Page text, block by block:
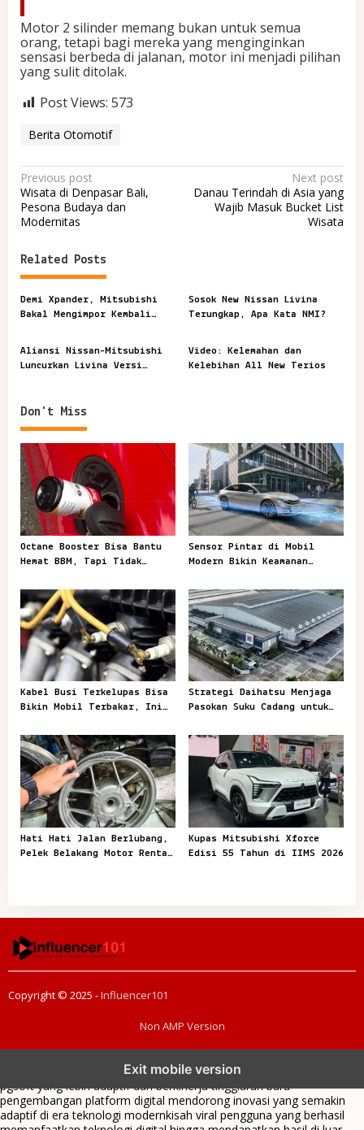
Motor 2 silinder memang bukan untuk semua
orang, tetapi bagi mereka yang menginginkan
sensasi berbeda di jalanan, motor ini menjadi pilihan
yang sulit ditolak.
Post Views: 573
Berita Otomotif
P
o
s
t
n
a
v
g
t
i
o
n
Previous post
Wisata di Denpasar Bali,
Pesona Budaya dan
Modernitas
Next post
Danau Terindah di Asia yang
Wajib Masuk Bucket List
Wisata
Related Posts
Demi Xpander, Mitsubishi
Bakal Mengimpor Kembali
Sosok New Nissan Livina
Terungkap, Apa Kata NMI?
Aliansi Nissan-Mitsubishi
Luncurkan Livina Versi
Video: Kelemahan dan
Kelebihan All New Terios
Don't Miss
Octane Booster Bisa Bantu
Hemat BBM, Tapi Tidak
Sensor Pintar di Mobil
Modern Bikin Keamanan
Kabel Busi Terkelupas Bisa
Bikin Mobil Terbakar, Ini
Diremehkan
Strategi Daihatsu Menjaga
Pasokan Suku Cadang untuk
Hati Hati Jalan Berlubang,
Pelek Belakang Motor Rentan
Kupas Mitsubishi Xforce
Edisi 55 Tahun di IIMS 2026
Copyright © 2025 -Influencer101
Non AMP Version
Exit mobile version
menghadirkan inovasi berkualitasai digital menjadi kunci analisis data
pgsoft yang lebih adaptif dan berkinerja tinggiarah baru
pengembangan platform digital mendorong inovasi yang semakin
adaptif di era teknologi modernkisah viral pengguna yang berhasil